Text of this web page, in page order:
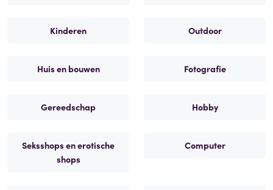
Kinderen Outdoor
Huis en bouwen Fotografie
Gereedschap Hobby
Seksshops en erotische
shops
Computer